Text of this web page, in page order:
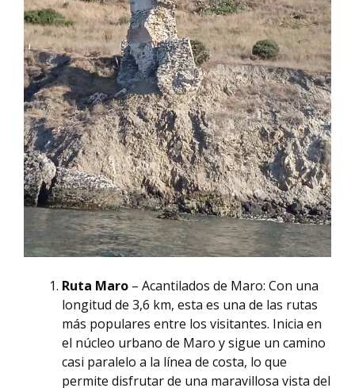
Ruta Maro – Acantilados de Maro: Con una
longitud de 3,6 km, esta es una de las rutas
más populares entre los visitantes. Inicia en
el núcleo urbano de Maro y sigue un camino
casi paralelo a la línea de costa, lo que
permite disfrutar de una maravillosa vista del